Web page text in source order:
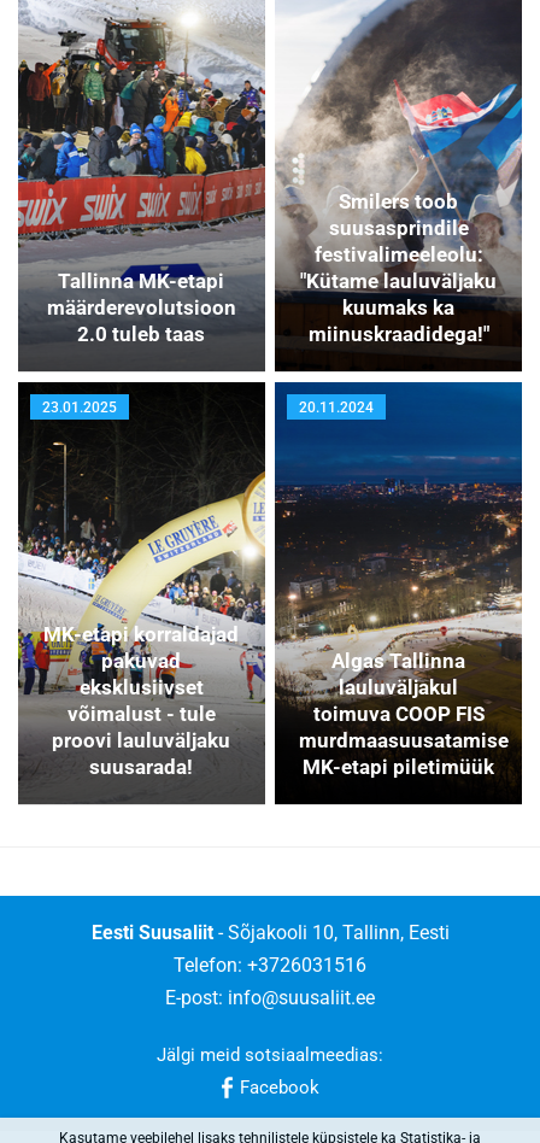
Tallinna MK-etapi
määrderevolutsioon
2.0 tuleb taas
Smilers toob
suusasprindile
festivalimeeleolu:
"Kütame lauluväljaku
kuumaks ka
miinuskraadidega!"
23.01.2025
MK-etapi korraldajad
pakuvad
eksklusiivset
võimalust - tule
proovi lauluväljaku
suusarada!
20.11.2024
Algas Tallinna
lauluväljakul
toimuva COOP FIS
murdmaasuusatamise
MK-etapi piletimüük
Eesti Suusaliit- Sõjakooli 10, Tallinn, Eesti
Telefon: +3726031516
E-post: info@suusaliit.ee
Jälgi meid sotsiaalmeedias:
Facebook
Kasutame veebilehel lisaks tehnilistele küpsistele ka Statistika- ja